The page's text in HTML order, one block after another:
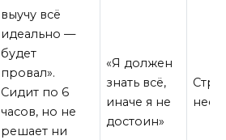
выучу всё
идеально —
будет
провал».
Сидит по 6
часов, но не
решает ни
«Я должен
знать всё,
иначе я не
достоин»